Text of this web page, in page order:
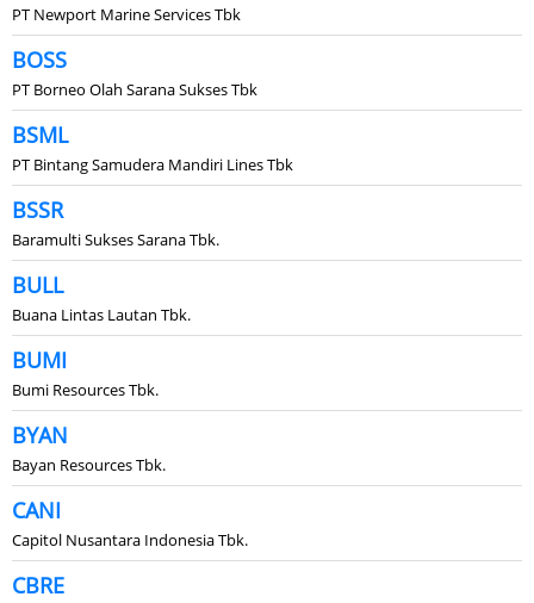
PT Newport Marine Services Tbk
BOSS
PT Borneo Olah Sarana Sukses Tbk
BSML
PT Bintang Samudera Mandiri Lines Tbk
BSSR
Baramulti Sukses Sarana Tbk.
BULL
Buana Lintas Lautan Tbk.
BUMI
Bumi Resources Tbk.
BYAN
Bayan Resources Tbk.
CANI
Capitol Nusantara Indonesia Tbk.
CBRE